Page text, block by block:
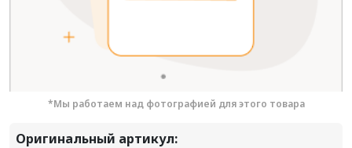
*Мы работаем над фотографией для этого товара
Оригинальный артикул: